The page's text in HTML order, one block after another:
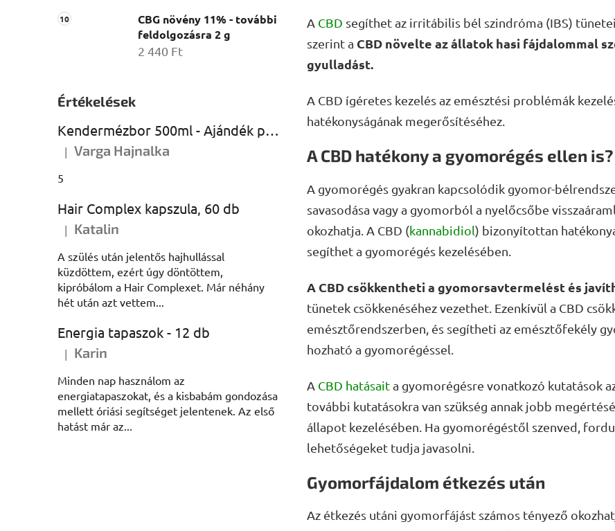
CBG növény 11% - további
feldolgozásra 2 g
2 440 Ft
Értékelések
Kendermézbor 500ml - Ajándék palackban
A termék értékelése 5-ből 5 csillag.
| Varga Hajnalka
5
Hair Complex kapszula, 60 db
A termék értékelése 5-ből 5 csillag.
| Katalin
A szülés után jelentős hajhullással
küzdöttem, ezért úgy döntöttem,
kipróbálom a Hair Complexet. Már néhány
hét után azt vettem...
Energia tapaszok - 12 db
A termék értékelése 5-ből 5 csillag.
| Karin
Minden nap használom az
energiatapaszokat, és a kisbabám gondozása
mellett óriási segítséget jelentenek. Az első
hatást már az...
A CBD segíthet az irritábilis bél szindróma (IBS)
szerint a CBD növelte az állatok hasi fájdalommal
gyulladást.
A CBD ígéretes kezelés az emésztési problémák
hatékonyságának megerősítéséhez.
A CBD hatékony a gyomorégés ellen is?
A gyomorégés gyakran kapcsolódik gyomor-
savasodása vagy a gyomorból a nyelőcsőbe
okozhatja. A CBD (kannabidiol) bizonyítottan
segíthet a gyomorégés kezelésében.
A CBD csökkentheti a gyomorsavtermelést és
tünetek csökkenéséhez vezethet. Ezenkívül a CBD
emésztőrendszerben, és segítheti az emésztőfekély
hozható a gyomorégéssel.
A CBD hatásaita gyomorégésre vonatkozó kutatások
további kutatásokra van szükség annak jobb
állapot kezelésében. Ha gyomorégéstől szenved,
lehetőségeket tudja javasolni.
Gyomorfájdalom étkezés után
Az étkezés utáni gyomorfájást számos tényező